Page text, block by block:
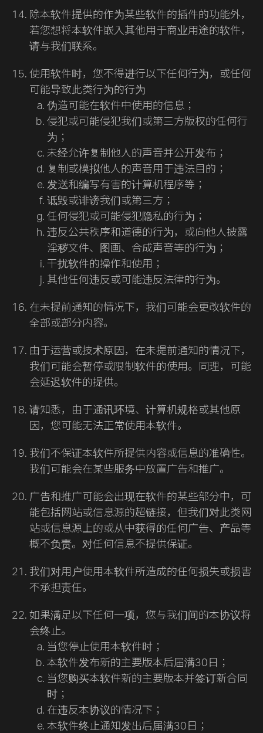
除本软件提供的作为某些软件的插件的功能外，
若您想将本软件嵌入其他用于商业用途的软件，
请与我们联系。
使用软件时，您不得进行以下任何行为，或任何
可能导致此类行为的行为
伪造可能在软件中使用的信息；
侵犯或可能侵犯我们或第三方版权的任何行
为；
未经允许复制他人的声音并公开发布；
复制或模拟他人的声音用于违法目的；
发送和编写有害的计算机程序等；
诋毁或诽谤我们或第三方；
任何侵犯或可能侵犯隐私的行为；
违反公共秩序和道德的行为，或向他人披露
淫秽文件、图画、合成声音等的行为；
干扰软件的操作和使用；
其他任何违反或可能违反法律的行为。
在未提前通知的情况下，我们可能会更改软件的
全部或部分内容。
由于运营或技术原因，在未提前通知的情况下，
我们可能会暂停或限制软件的使用。同理，可能
会延迟软件的提供。
请知悉，由于通讯环境、计算机规格或其他原
因，您可能无法正常使用本软件。
我们不保证本软件所提供内容或信息的准确性。
我们可能会在某些服务中放置广告和推广。
广告和推广可能会出现在软件的某些部分中，可
能包括网站或信息源的超链接，但我们对此类网
站或信息源上的或从中获得的任何广告、产品等
概不负责。对任何信息不提供保证。
我们对用户使用本软件所造成的任何损失或损害
不承担责任。
如果满足以下任何一项，您与我们间的本协议将
会终止。
当您停止使用本软件时；
本软件发布新的主要版本后届满30日；
当您购买本软件新的主要版本并签订新合同
时；
在违反本协议的情况下；
本软件终止通知发出后届满30日；